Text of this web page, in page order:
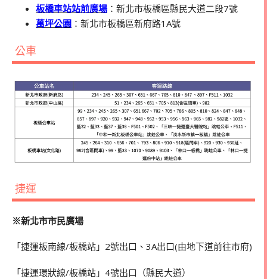
板橋車站站前廣場 ：新北市板橋區縣民大道二段7號
萬坪公園 ：新北市板橋區新府路1A號
公車
捷運
※新北市市民廣場
「捷運板南線/板橋站」2號出口、3A出口(由地下道前往市府)
「捷運環狀線/板橋站」4號出口（縣民大道）